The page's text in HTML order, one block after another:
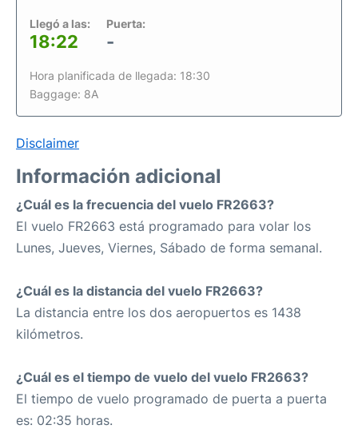
Llegó a las:
18:22
Puerta:
-
Hora planificada de llegada: 18:30
Baggage: 8A
Disclaimer
Información adicional
¿Cuál es la frecuencia del vuelo FR2663?
El vuelo FR2663 está programado para volar los
Lunes, Jueves, Viernes, Sábado de forma semanal.
¿Cuál es la distancia del vuelo FR2663?
La distancia entre los dos aeropuertos es 1438
kilómetros.
¿Cuál es el tiempo de vuelo del vuelo FR2663?
El tiempo de vuelo programado de puerta a puerta
es: 02:35 horas.